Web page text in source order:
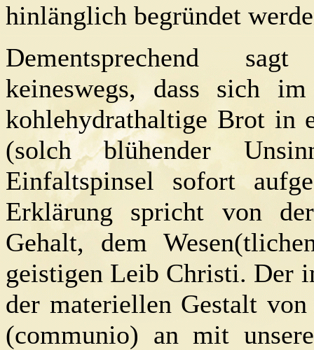
hinlänglich begründet
Dementsprechend
keineswegs, dass sich
kohlehydrathaltige Brot in
(solch blühender
Einfaltspinsel sofort
Erklärung spricht von
Gehalt, dem
geistigen Leib Christi. Der
der materiellen Gestalt
(communio) an mit